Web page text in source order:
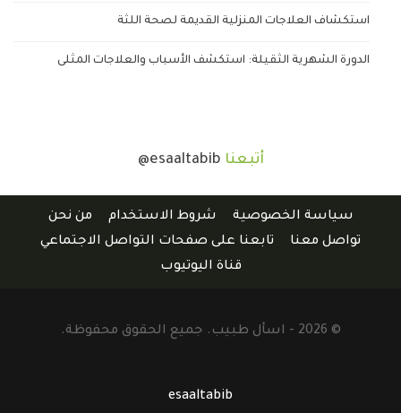
استكشاف العلاجات المنزلية القديمة لصحة اللثة
الدورة الشهرية الثقيلة: استكشف الأسباب والعلاجات المثلى
أتبعنا @esaaltabib
سياسة الخصوصية شروط الاستخدام
من نحن
تواصل معنا
تابعنا على صفحات التواصل الاجتماعي
قناة اليوتيوب
© 2026 - اسأل طبيب. جميع الحقوق محفوظة.
esaaltabib